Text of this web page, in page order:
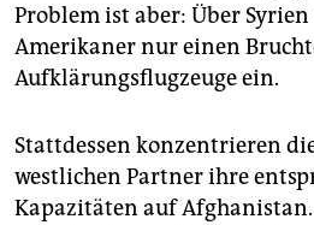
Problem ist aber: Über Syrien
Amerikaner nur einen
Aufklärungsflugzeuge ein.
Stattdessen konzentrieren
westlichen Partner ihre
Kapazitäten auf Afghanistan.